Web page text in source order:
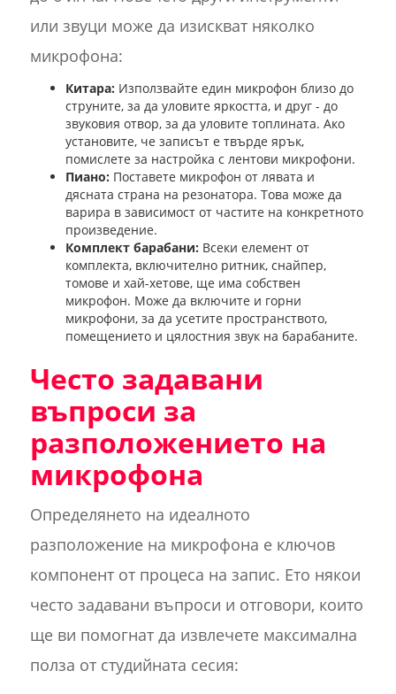
или звуци може да изискват няколко
микрофона:
Китара: Използвайте един микрофон близо до
струните, за да уловите яркостта, и друг - до
звуковия отвор, за да уловите топлината. Ако
установите, че записът е твърде ярък,
помислете за настройка с лентови микрофони.
Пиано: Поставете микрофон от лявата и
дясната страна на резонатора. Това може да
варира в зависимост от частите на конкретното
произведение.
Комплект барабани: Всеки елемент от
комплекта, включително ритник, снайпер,
томове и хай-хетове, ще има собствен
микрофон. Може да включите и горни
микрофони, за да усетите пространството,
помещението и цялостния звук на барабаните.
Често задавани
въпроси за
разположението на
микрофона
Определянето на идеалното
разположение на микрофона е ключов
компонент от процеса на запис. Ето някои
често задавани въпроси и отговори, които
ще ви помогнат да извлечете максимална
полза от студийната сесия: